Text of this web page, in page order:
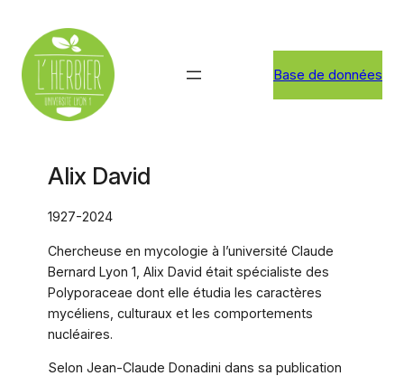
contenu
Base de données
Alix David
1927-2024
Chercheuse en mycologie à l’université Claude
Bernard Lyon 1, Alix David était spécialiste des
Polyporaceae dont elle étudia les caractères
mycéliens, culturaux et les comportements
nucléaires.
Selon Jean-Claude Donadini dans sa publication